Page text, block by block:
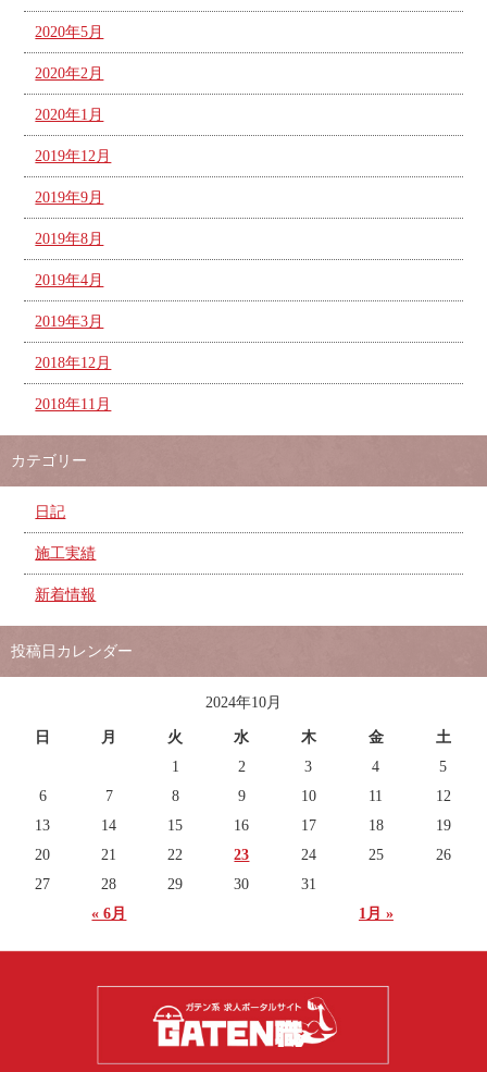
2020年5月
2020年2月
2020年1月
2019年12月
2019年9月
2019年8月
2019年4月
2019年3月
2018年12月
2018年11月
カテゴリー
日記
施工実績
新着情報
投稿日カレンダー
2024年10月
日 月 火 水 木 金 土
« 6月 1月 »
1 2 3 4
5
6
7 8 9 10 11
12
13
14 15 16 17 18
19
20
21 22 23 24 25
26
27
28 29 30 31